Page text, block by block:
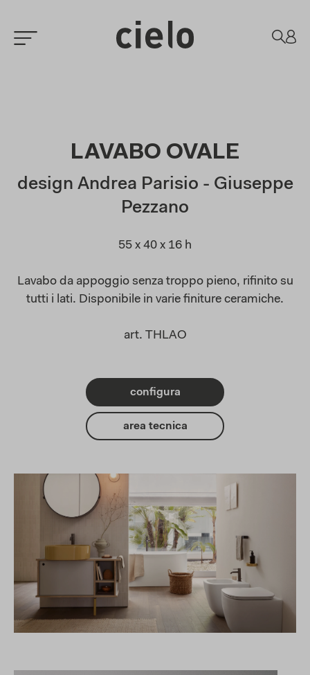
LAVABO OVALE
design Andrea Parisio - Giuseppe
Pezzano
55 x 40 x 16 h
Lavabo da appoggio senza troppo pieno, rifinito su
tutti i lati. Disponibile in varie finiture ceramiche.
art. THLAO
configura
area tecnica